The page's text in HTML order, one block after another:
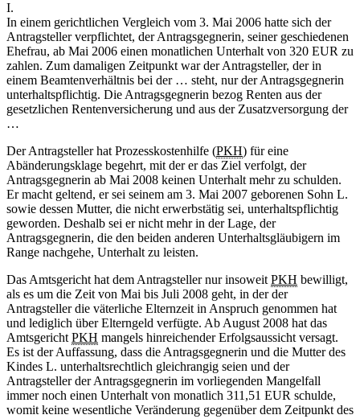
I.
In einem gerichtlichen Vergleich vom 3. Mai 2006 hatte sich der
Antragsteller verpflichtet, der Antragsgegnerin, seiner geschiedenen
Ehefrau, ab Mai 2006 einen monatlichen Unterhalt von 320 EUR zu
zahlen. Zum damaligen Zeitpunkt war der Antragsteller, der in
einem Beamtenverhältnis bei der … steht, nur der Antragsgegnerin
unterhaltspflichtig. Die Antragsgegnerin bezog Renten aus der
gesetzlichen Rentenversicherung und aus der Zusatzversorgung der
…
Der Antragsteller hat Prozesskostenhilfe (PKH) für eine
Abänderungsklage begehrt, mit der er das Ziel verfolgt, der
Antragsgegnerin ab Mai 2008 keinen Unterhalt mehr zu schulden.
Er macht geltend, er sei seinem am 3. Mai 2007 geborenen Sohn L.
sowie dessen Mutter, die nicht erwerbstätig sei, unterhaltspflichtig
geworden. Deshalb sei er nicht mehr in der Lage, der
Antragsgegnerin, die den beiden anderen Unterhaltsgläubigern im
Range nachgehe, Unterhalt zu leisten.
Das Amtsgericht hat dem Antragsteller nur insoweitPKH bewilligt,
als es um die Zeit von Mai bis Juli 2008 geht, in der der
Antragsteller die väterliche Elternzeit in Anspruch genommen hat
und lediglich über Elterngeld verfügte. Ab August 2008 hat das
AmtsgerichtPKH mangels hinreichender Erfolgsaussicht versagt.
Es ist der Auffassung, dass die Antragsgegnerin und die Mutter des
Kindes L. unterhaltsrechtlich gleichrangig seien und der
Antragsteller der Antragsgegnerin im vorliegenden Mangelfall
immer noch einen Unterhalt von monatlich 311,51 EUR schulde,
womit keine wesentliche Veränderung gegenüber dem Zeitpunkt des